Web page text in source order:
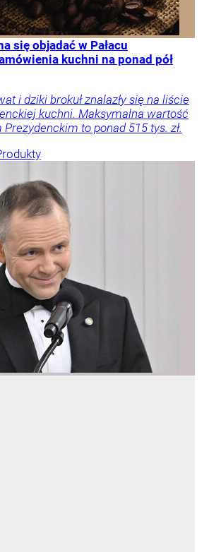
się objadać w Pałacu
kuchni na ponad pół
i dziki brokuł znalazły się na liście
kuchni. Maksymalna wartość
Prezydenckim to ponad 515 tys. zł.